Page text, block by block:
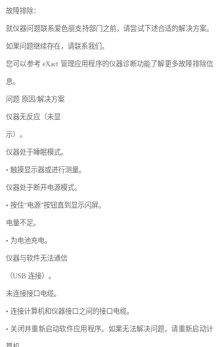
故障排除：
就仪器问题联系爱色丽支持部门之前，请尝试下述合适的解决方案。
如果问题继续存在，请联系我们。
您可以参考 eXact 管理应用程序的仪器诊断功能了解更多故障排除信
息。
问题 原因/解决方案
仪器无反应（未显
示）。
仪器处于睡眠模式。
• 触摸显示器或进行测量。
仪器处于断开电源模式。
• 按住“电源”按钮直到显示闪屏。
电量不足。
• 为电池充电。
仪器与软件无法通信
（USB 连接）。
未连接接口电缆。
• 连接计算机和仪器接口之间的接口电缆。
• 关闭并重新启动软件应用程序。如果无法解决问题，请重新启动计